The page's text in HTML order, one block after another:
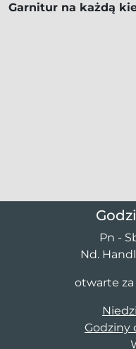
Garnitur na każdą
Pn -
Nd.
otwarte za
Godziny